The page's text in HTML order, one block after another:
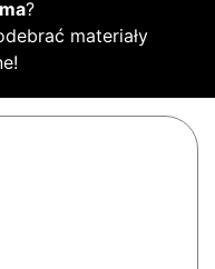
?
materiały